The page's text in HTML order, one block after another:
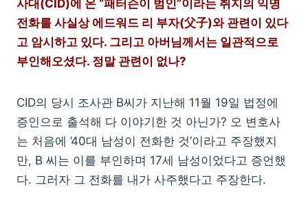
사대(CID)에 온 “패터슨이 범인”이라는 취지의 익명
전화를 사실상 에드워드 리 부자(父子)와 관련이 있다
고 암시하고 있다. 그리고 아버님께서는 일관적으로
부인해오셨다. 정말 관련이 없나?
CID의 당시 조사관 B씨가 지난해 11월 19일 법정에
증인으로 출석해 다 이야기한 것 아닌가? 오 변호사
는 처음에 ’40대 남성이 전화한 것’이라고 주장했지
만, B 씨는 이를 부인하며 17세 남성이었다고 증언했
다. 그러자 그 전화를 내가 사주했다고 주장한다.